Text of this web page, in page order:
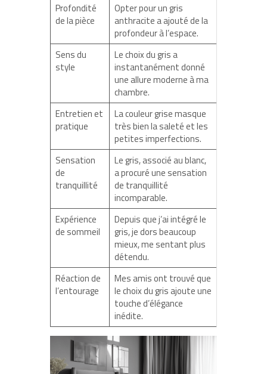
Profondité
de la pièce
Opter pour un gris
anthracite a ajouté de la
profondeur à l’espace.
Sens du
style
Le choix du gris a
instantanément donné
une allure moderne à ma
chambre.
Entretien et
pratique
La couleur grise masque
très bien la saleté et les
petites imperfections.
Sensation
de
tranquillité
Le gris, associé au blanc,
a procuré une sensation
de tranquillité
incomparable.
Expérience
de sommeil
Depuis que j’ai intégré le
gris, je dors beaucoup
mieux, me sentant plus
détendu.
Réaction de
l’entourage
Mes amis ont trouvé que
le choix du gris ajoute une
touche d’élégance
inédite.